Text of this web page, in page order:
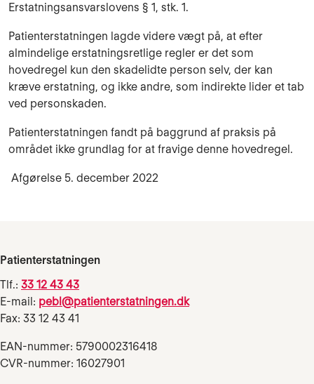
Erstatningsansvarslovens § 1, stk. 1.
Patienterstatningen lagde videre vægt på, at efter
almindelige erstatningsretlige regler er det som
hovedregel kun den skadelidte person selv, der kan
kræve erstatning, og ikke andre, som indirekte lider et tab
ved personskaden.
Patienterstatningen fandt på baggrund af praksis på
området ikke grundlag for at fravige denne hovedregel.
Afgørelse 5. december 2022
Patienterstatningen
Tlf.: 33 12 43 43
E-mail: pebl@patienterstatningen.dk
Fax: 33 12 43 41
EAN-nummer: 5790002316418
CVR-nummer: 16027901